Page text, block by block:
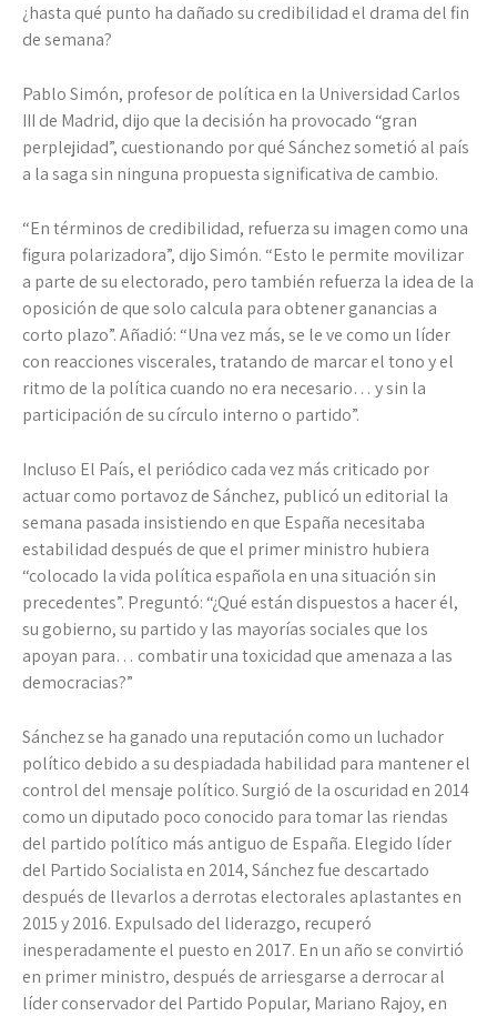
¿hasta qué punto ha dañado su credibilidad el drama del fin
de semana?
Pablo Simón, profesor de política en la Universidad Carlos
III de Madrid, dijo que la decisión ha provocado “gran
perplejidad”, cuestionando por qué Sánchez sometió al país
a la saga sin ninguna propuesta significativa de cambio.
“En términos de credibilidad, refuerza su imagen como una
figura polarizadora”, dijo Simón. “Esto le permite movilizar
a parte de su electorado, pero también refuerza la idea de la
oposición de que solo calcula para obtener ganancias a
corto plazo”. Añadió: “Una vez más, se le ve como un líder
con reacciones viscerales, tratando de marcar el tono y el
ritmo de la política cuando no era necesario… y sin la
participación de su círculo interno o partido”.
Incluso El País, el periódico cada vez más criticado por
actuar como portavoz de Sánchez, publicó un editorial la
semana pasada insistiendo en que España necesitaba
estabilidad después de que el primer ministro hubiera
“colocado la vida política española en una situación sin
precedentes”. Preguntó: “¿Qué están dispuestos a hacer él,
su gobierno, su partido y las mayorías sociales que los
apoyan para… combatir una toxicidad que amenaza a las
democracias?”
Sánchez se ha ganado una reputación como un luchador
político debido a su despiadada habilidad para mantener el
control del mensaje político. Surgió de la oscuridad en 2014
como un diputado poco conocido para tomar las riendas
del partido político más antiguo de España. Elegido líder
del Partido Socialista en 2014, Sánchez fue descartado
después de llevarlos a derrotas electorales aplastantes en
2015 y 2016. Expulsado del liderazgo, recuperó
inesperadamente el puesto en 2017. En un año se convirtió
en primer ministro, después de arriesgarse a derrocar al
líder conservador del Partido Popular, Mariano Rajoy, en